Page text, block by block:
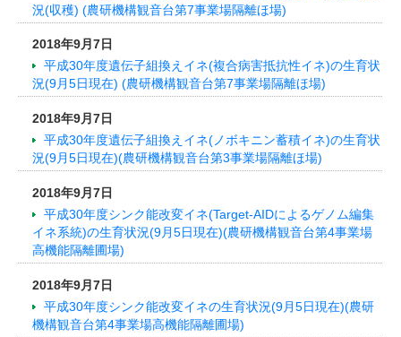
況(収穫) (農研機構観音台第7事業場隔離ほ場)
2018年9月7日
平成30年度遺伝子組換えイネ(複合病害抵抗性イネ)の生育状
況(9月5日現在) (農研機構観音台第7事業場隔離ほ場)
2018年9月7日
平成30年度遺伝子組換えイネ(ノボキニン蓄積イネ)の生育状
況(9月5日現在)(農研機構観音台第3事業場隔離ほ場)
2018年9月7日
平成30年度シンク能改変イネ(Target-AIDによるゲノム編集
イネ系統)の生育状況(9月5日現在)(農研機構観音台第4事業場
高機能隔離圃場)
2018年9月7日
平成30年度シンク能改変イネの生育状況(9月5日現在)(農研
機構観音台第4事業場高機能隔離圃場)